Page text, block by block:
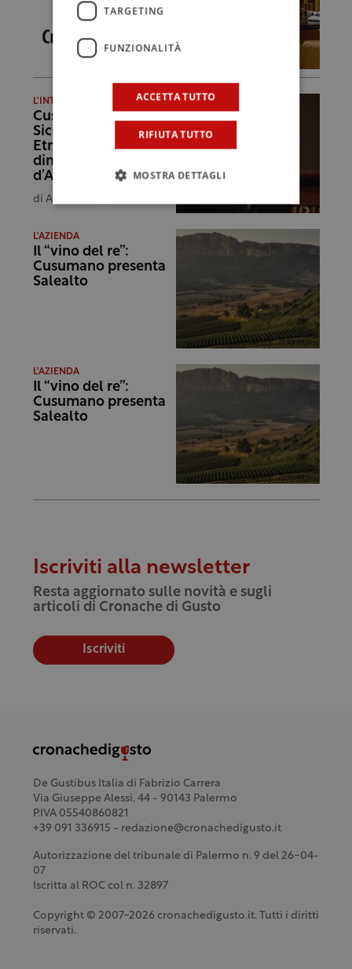
L'INTERVISTA
Cusumano: “La
Sicilia un mosaico.
Etna sì, ma non
dimentichiamo Nero
d’Avola e Grillo”
di Alessia Zuppelli
L'AZIENDA
Il “vino del re”:
Cusumano presenta
Salealto
L'AZIENDA
Il “vino del re”:
Cusumano presenta
Salealto
Iscriviti alla newsletter
Resta aggiornato sulle novità e sugli
articoli di Cronache di Gusto
Iscriviti
De Gustibus Italia di Fabrizio Carrera
Via Giuseppe Alessi, 44 - 90143 Palermo
P.IVA 05540860821
+39 091 336915 - redazione@cronachedigusto.it
Autorizzazione del tribunale di Palermo n. 9 del 26-04-
07
Iscritta al ROC col n. 32897
Copyright © 2007-2026 cronachedigusto.it. Tutti i diritti
riservati.
TARGETING
FUNZIONALITÀ
ACCETTA TUTTO
RIFIUTA TUTTO
MOSTRA DETTAGLI